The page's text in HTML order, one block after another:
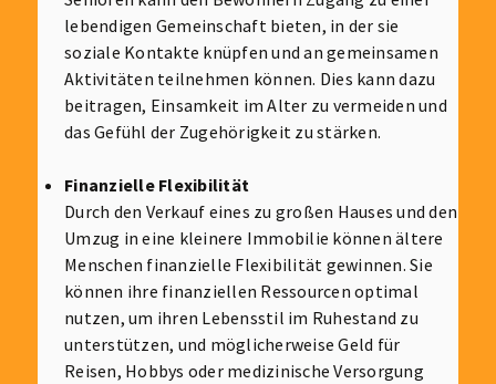
lebendigen Gemeinschaft bieten, in der sie
soziale Kontakte knüpfen und an gemeinsamen
Aktivitäten teilnehmen können. Dies kann dazu
beitragen, Einsamkeit im Alter zu vermeiden und
das Gefühl der Zugehörigkeit zu stärken.
Finanzielle Flexibilität
Durch den Verkauf eines zu großen Hauses und den
Umzug in eine kleinere Immobilie können ältere
Menschen finanzielle Flexibilität gewinnen. Sie
können ihre finanziellen Ressourcen optimal
nutzen, um ihren Lebensstil im Ruhestand zu
unterstützen, und möglicherweise Geld für
Reisen, Hobbys oder medizinische Versorgung